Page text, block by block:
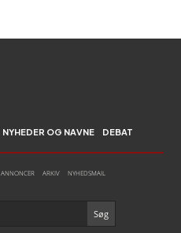
NYHEDER OG NAVNE DEBAT
ANNONCER ARKIV NYHEDSMAIL